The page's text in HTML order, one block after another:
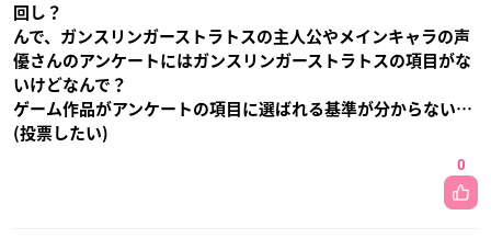
回し？
んで、ガンスリンガーストラトスの主人公やメインキャラの声
優さんのアンケートにはガンスリンガーストラトスの項目がな
いけどなんで？
ゲーム作品がアンケートの項目に選ばれる基準が分からない…
(投票したい)
0